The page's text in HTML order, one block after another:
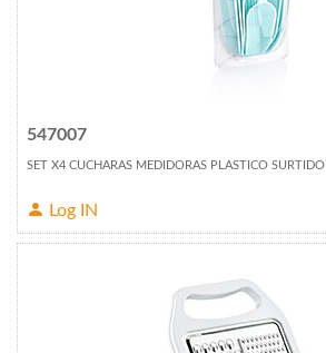
547007
SET X4 CUCHARAS MEDIDORAS PLASTICO SURTIDO
Log IN